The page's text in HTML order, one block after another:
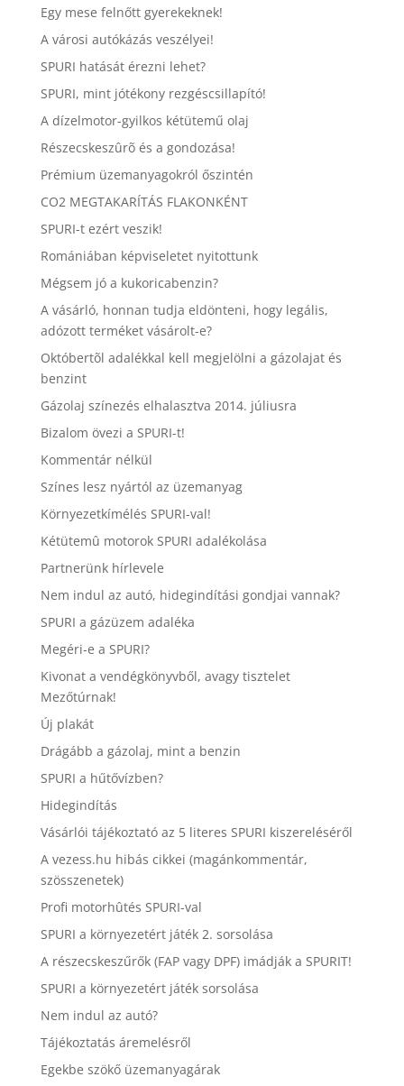
Egy mese felnőtt gyerekeknek!
A városi autókázás veszélyei!
SPURI hatását érezni lehet?
SPURI, mint jótékony rezgéscsillapító!
A dízelmotor-gyilkos kétütemű olaj
Részecskeszûrõ és a gondozása!
Prémium üzemanyagokról őszintén
CO2 MEGTAKARÍTÁS FLAKONKÉNT
SPURI-t ezért veszik!
Romániában képviseletet nyitottunk
Mégsem jó a kukoricabenzin?
A vásárló, honnan tudja eldönteni, hogy legális,
adózott terméket vásárolt-e?
Októbertõl adalékkal kell megjelölni a gázolajat és
benzint
Gázolaj színezés elhalasztva 2014. júliusra
Bizalom övezi a SPURI-t!
Kommentár nélkül
Színes lesz nyártól az üzemanyag
Környezetkímélés SPURI-val!
Kétütemû motorok SPURI adalékolása
Partnerünk hírlevele
Nem indul az autó, hidegindítási gondjai vannak?
SPURI a gázüzem adaléka
Megéri-e a SPURI?
Kivonat a vendégkönyvből, avagy tisztelet
Mezőtúrnak!
Új plakát
Drágább a gázolaj, mint a benzin
SPURI a hűtővízben?
Hidegindítás
Vásárlói tájékoztató az 5 literes SPURI kiszereléséről
A vezess.hu hibás cikkei (magánkommentár,
szösszenetek)
Profi motorhûtés SPURI-val
SPURI a környezetért játék 2. sorsolása
A részecskeszűrők (FAP vagy DPF) imádják a SPURIT!
SPURI a környezetért játék sorsolása
Nem indul az autó?
Tájékoztatás áremelésről
Egekbe szökő üzemanyagárak